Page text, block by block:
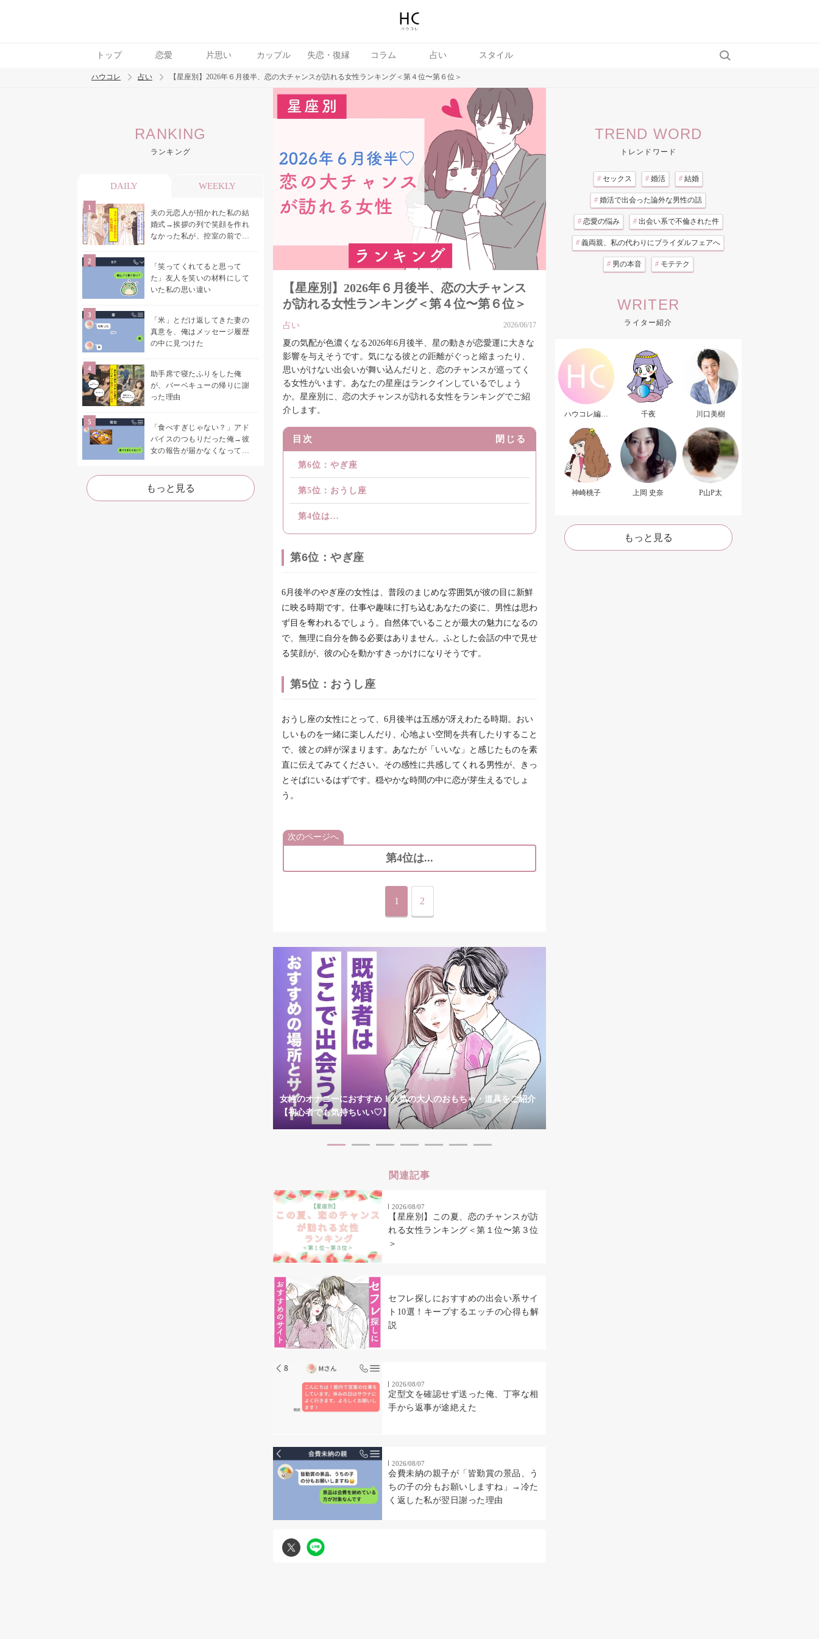
トップ 恋愛 片思い カップル 失恋・復縁 コラム 占い スタイル
トレンド ワード
ハウコレ 占い 【星座別】2026年６月後半、恋の大チャンスが訪れる女性ランキング＜第４位〜第６位＞
RANKING
ランキング
DAILY WEEKLY
夫の元恋人が招かれた私の結
婚式→挨拶の列で笑顔を作れ
なかった私が、控室の前で彼
「笑ってくれてると思って
た」友人を笑いの材料にして
いた私の思い違い
「米」とだけ返してきた妻の
真意を、俺はメッセージ履歴
の中に見つけた
助手席で寝たふりをした俺
が、バーベキューの帰りに謝
った理由
「食べすぎじゃない？」アド
バイスのつもりだった俺→彼
女の報告が届かなくなって、
た
もっと見る
【星座別】2026年６月後半、恋の大チャンス
が訪れる女性ランキング＜第４位〜第６位＞
占い 2026/06/17
夏の気配が色濃くなる2026年6月後半、星の動きが恋愛運に大きな
影響を与えそうです。気になる彼との距離がぐっと縮まったり、
思いがけない出会いが舞い込んだりと、恋のチャンスが巡ってく
る女性がいます。あなたの星座はランクインしているでしょう
か。星座別に、恋の大チャンスが訪れる女性をランキングでご紹
介します。
目次 閉じる
第6位：やぎ座
第5位：おうし座
第4位は...
第6位：やぎ座
6月後半のやぎ座の女性は、普段のまじめな雰囲気が彼の目に新鮮
に映る時期です。仕事や趣味に打ち込むあなたの姿に、男性は思わ
ず目を奪われるでしょう。自然体でいることが最大の魅力になるの
で、無理に自分を飾る必要はありません。ふとした会話の中で見せ
る笑顔が、彼の心を動かすきっかけになりそうです。
第5位：おうし座
おうし座の女性にとって、6月後半は五感が冴えわたる時期。おい
しいものを一緒に楽しんだり、心地よい空間を共有したりすること
で、彼との絆が深まります。あなたが「いいな」と感じたものを素
直に伝えてみてください。その感性に共感してくれる男性が、きっ
とそばにいるはずです。穏やかな時間の中に恋が芽生えるでしょ
う。
次のページへ
第4位は...
1 2
女性のオナニーにおすすめ！人気の大人のおもちゃ・道具をご紹介
【初心者でも気持ちいい♡】
関連記事
2026/08/07
【星座別】この夏、恋のチャンスが訪
れる女性ランキング＜第１位〜第３位
＞
セフレ探しにおすすめの出会い系サイ
ト10選！キープするエッチの心得も解
説
2026/08/07
定型文を確認せず送った俺、丁寧な相
手から返事が途絶えた
2026/08/07
会費未納の親子が「皆勤賞の景品、う
ちの子の分もお願いしますね」→冷た
く返した私が翌日謝った理由
TREND WORD
トレンドワード
# セックス # 婚活 # 結婚
# 婚活で出会った論外な男性の話
# 恋愛の悩み # 出会い系で不倫された件
# 義両親、私の代わりにブライダルフェアへ
# 男の本音 # モテテク
WRITER
ライター紹介
ハウコレ編集
千夜 川口美樹
神崎桃子 上岡 史奈 P山P太
もっと見る